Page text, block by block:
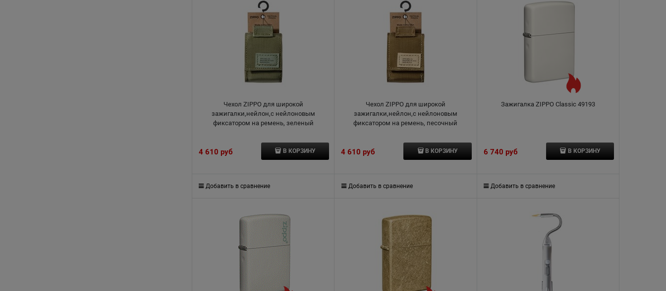
Чехол ZIPPO для широкой
зажигалки,нейлон,с нейлоновым
фиксатором на ремень, зеленый
4 610 руб В КОРЗИНУ
Добавить в сравнение
Чехол ZIPPO для широкой
зажигалки,нейлон,с нейлоновым
фиксатором на ремень, песочный
4 610 руб В КОРЗИНУ
Добавить в сравнение
Зажигалка ZIPPO Classic 49193
6 740 руб В КОРЗИНУ
Добавить в сравнение